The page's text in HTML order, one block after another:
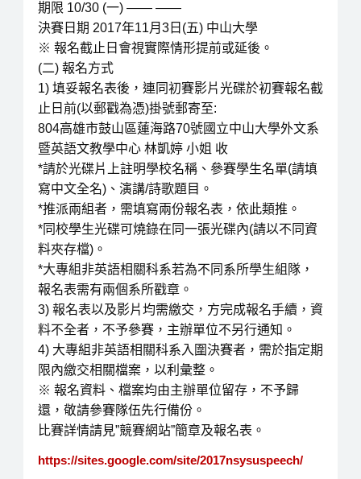
期限 10/30 (一) —— ——
決賽日期 2017年11月3日(五) 中山大學
※ 報名截止日會視實際情形提前或延後。
(二) 報名方式
1) 填妥報名表後，連同初賽影片光碟於初賽報名截
止日前(以郵戳為憑)掛號郵寄至:
804高雄市鼓山區蓮海路70號國立中山大學外文系
暨英語文教學中心 林凱婷 小姐 收
*請於光碟片上註明學校名稱、參賽學生名單(請填
寫中文全名)、演講/詩歌題目。
*推派兩組者，需填寫兩份報名表，依此類推。
*同校學生光碟可燒錄在同一張光碟內(請以不同資
料夾存檔)。
*大專組非英語相關科系若為不同系所學生組隊，
報名表需有兩個系所戳章。
3) 報名表以及影片均需繳交，方完成報名手續，資
料不全者，不予參賽，主辦單位不另行通知。
4) 大專組非英語相關科系入圍決賽者，需於指定期
限內繳交相關檔案，以利彙整。
※ 報名資料、檔案均由主辦單位留存，不予歸
還，敬請參賽隊伍先行備份。
比賽詳情請見”競賽網站”簡章及報名表。
https://sites.google.com/site/2017nsysuspeech/